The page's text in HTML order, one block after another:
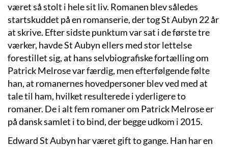
været så stolt i hele sit liv. Romanen blev således
startskuddet på en romanserie, der tog St Aubyn 22 år
at skrive. Efter sidste punktum var sat i de første tre
værker, havde St Aubyn ellers med stor lettelse
forestillet sig, at hans selvbiografiske fortælling om
Patrick Melrose var færdig, men efterfølgende følte
han, at romanernes hovedpersoner blev ved med at
tale til ham, hvilket resulterede i yderligere to
romaner. De i alt fem romaner om Patrick Melrose er
på dansk samlet i to bind, der begge udkom i 2015.
Edward St Aubyn har været gift to gange. Han har en